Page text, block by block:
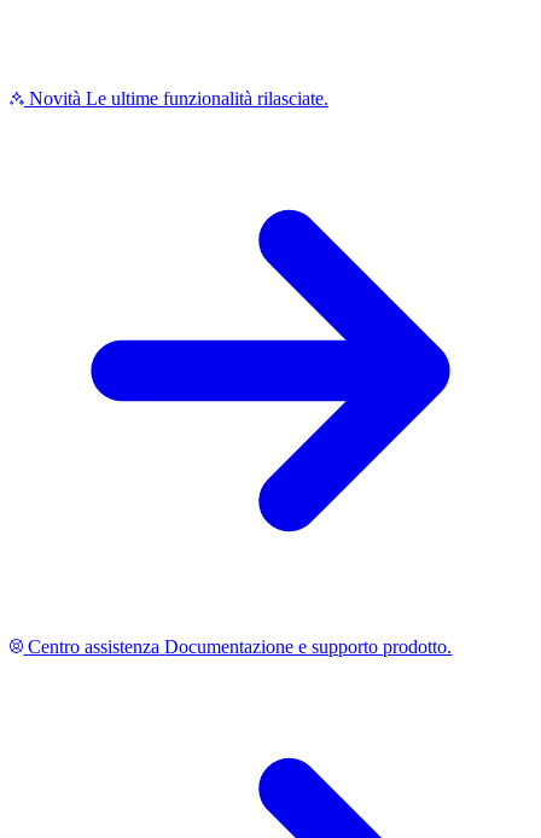
Novità Le ultime funzionalità rilasciate.
Centro assistenza Documentazione e supporto prodotto.